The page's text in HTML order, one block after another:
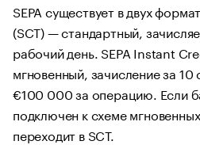
SEPA существует в двух
(SCT) — стандартный,
рабочий день. SEPA Instant
мгновенный, зачисление за 10
€100 000 за операцию. Если
подключен к схеме
переходит в SCT.